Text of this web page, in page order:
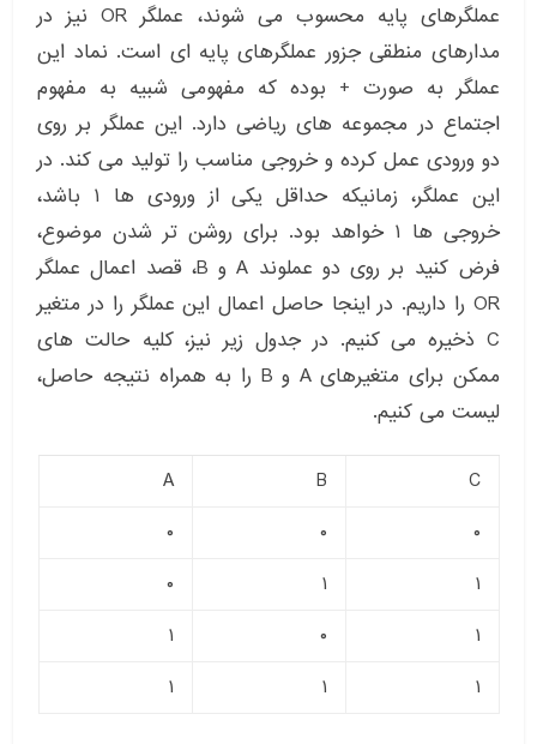
عملگرهای پایه محسوب می شوند، عملگر OR نیز در
مدارهای منطقی جزور عملگرهای پایه ای است. نماد این
عملگر به صورت + بوده که مفهومی شبیه به مفهوم
اجتماع در مجموعه های ریاضی دارد. این عملگر بر روی
دو ورودی عمل کرده و خروجی مناسب را تولید می کند. در
این عملگر، زمانیکه حداقل یکی از ورودی ها ۱ باشد،
خروجی ها ۱ خواهد بود. برای روشن تر شدن موضوع،
فرض کنید بر روی دو عملوند A و B، قصد اعمال عملگر
OR را داریم. در اینجا حاصل اعمال این عملگر را در متغیر
C ذخیره می کنیم. در جدول زیر نیز، کلیه حالت های
ممکن برای متغیرهای A و B را به همراه نتیجه حاصل،
لیست می کنیم.
C
B
A
۰
۰
۰
۱
۱
۰
۱
۰
۱
۱
۱ ۱